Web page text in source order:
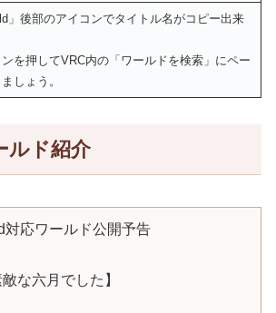
」後部のアイコンでタイトル名がコピー出来
を押してVRC内の「ワールドを検索」にペー
しょう。
ルド紹介
対応ワールド公開予告
敵な六月でした】